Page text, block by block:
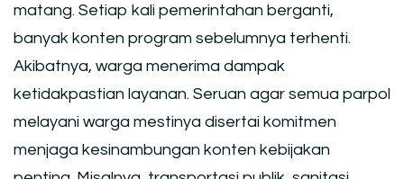
matang. Setiap kali pemerintahan berganti,
banyak konten program sebelumnya terhenti.
Akibatnya, warga menerima dampak
ketidakpastian layanan. Seruan agar semua parpol
melayani warga mestinya disertai komitmen
menjaga kesinambungan konten kebijakan